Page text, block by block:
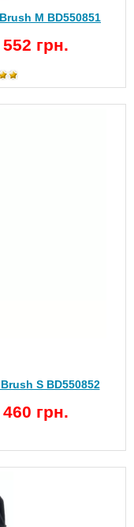
M BD550851
552 грн.
S BD550852
460 грн.